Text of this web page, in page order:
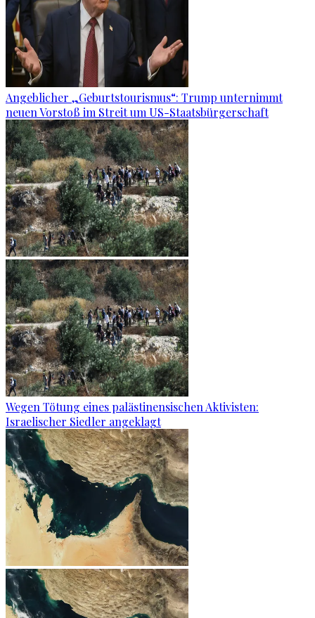
Angeblicher „Geburtstourismus“: Trump unternimmt
neuen Vorstoß im Streit um US-Staatsbürgerschaft
Wegen Tötung eines palästinensischen Aktivisten:
Israelischer Siedler angeklagt